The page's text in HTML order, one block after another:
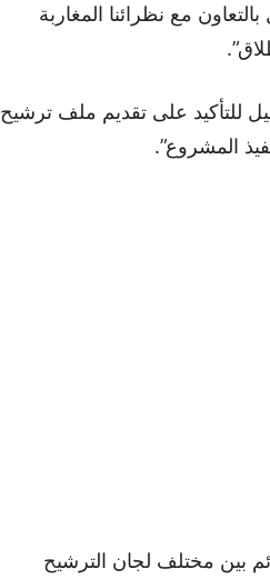
مع نظرائنا المغاربة
للتأكيد على تقديم ملف ترشيح
المشروع”.
بين مختلف لجان الترشيح